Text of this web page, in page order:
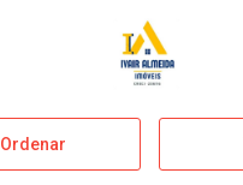
Página inicial
Ordenar